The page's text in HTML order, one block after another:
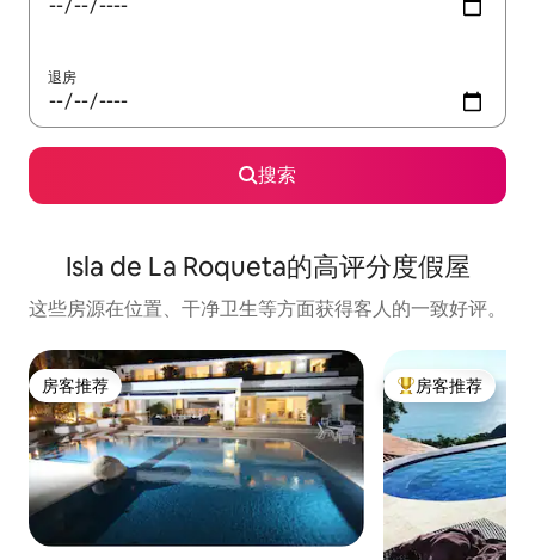
退房
搜索
Isla de La Roqueta的高评分度假屋
这些房源在位置、干净卫生等方面获得客人的一致好评。
房客推荐
房客推荐 热门「房客推荐」
房客推荐